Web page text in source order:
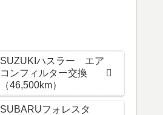
SUZUKIハスラー エア
コンフィルター交換
（46,500km）
SUBARUフォレスタ